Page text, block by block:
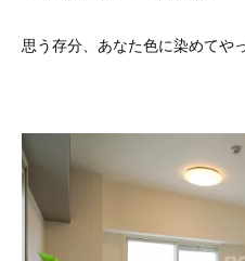
思う存分、あなた色に染めてや